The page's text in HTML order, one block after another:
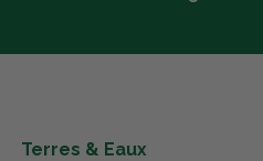
Terres & Eaux